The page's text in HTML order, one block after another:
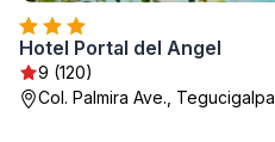
Hotel Portal del Angel
9 (120)
Col. Palmira Ave., Tegucigalpa